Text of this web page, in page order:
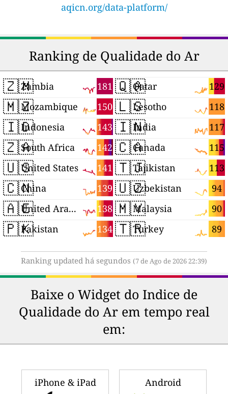
aqicn.org/data-platform/
Ranking de Qualidade do Ar
🇿🇲 181
Zambia
🇲🇿 150
Mozambique
🇮🇩 143
Indonesia
🇿🇦 142
South Africa
🇺🇸 141
United States
🇨🇳 139
China
🇦🇪 138
United Arab Emirates
🇵🇰 134
Pakistan
🇶🇦 129
Qatar
🇱🇸 118
Lesotho
🇮🇳 117
India
🇨🇦 115
Canada
🇹🇯 113
Tajikistan
🇺🇿 94
Uzbekistan
🇲🇾 90
Malaysia
🇹🇷 89
Turkey
Ranking updated há segundos (7 de Ago de 2026 22:39)
Baixe o Widget do Indice de
Qualidade do Ar em tempo real
em:
iPhone & iPad Android